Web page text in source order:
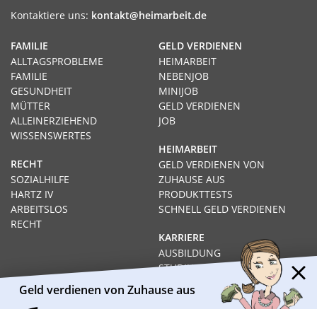
Kontaktiere uns: kontakt@heimarbeit.de
GELD VERDIENEN
HEIMARBEIT
NEBENJOB
MINIJOB
GELD VERDIENEN
JOB
HEIMARBEIT
GELD VERDIENEN VON
ZUHAUSE AUS
PRODUKTTESTS
SCHNELL GELD VERDIENEN
KARRIERE
AUSBILDUNG
STUDIUM
GEHÄLTER
FAMILIE
ALLTAGSPROBLEME
FAMILIE
GESUNDHEIT
MÜTTER
ALLEINERZIEHEND
WISSENSWERTES
RECHT
SOZIALHILFE
HARTZ IV
ARBEITSLOS
RECHT
Geld verdienen von Zuhause aus